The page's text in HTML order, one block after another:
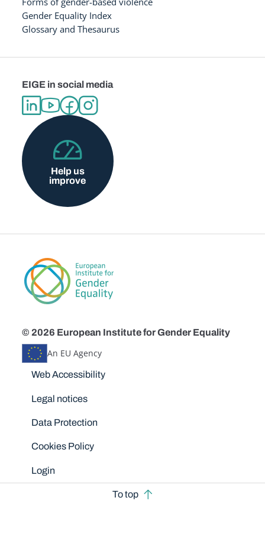
Gender Equality Index
Glossary and Thesaurus
EIGE in social media
Help us
improve
© 2026 European Institute for Gender Equality
An EU Agency
Disclaimers
Web Accessibility
Legal notices
Data Protection
Cookies Policy
Login
To top